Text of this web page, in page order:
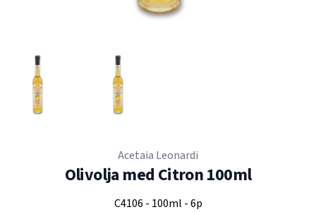
Acetaia Leonardi
Olivolja med Citron 100ml
C4106 - 100ml -6p